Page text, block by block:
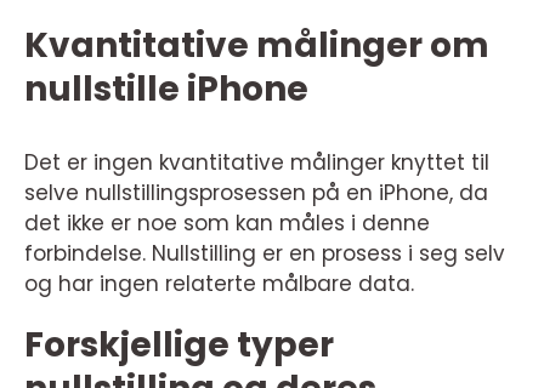
Kvantitative målinger om
nullstille iPhone
Det er ingen kvantitative målinger knyttet til
selve nullstillingsprosessen på en iPhone, da
det ikke er noe som kan måles i denne
forbindelse. Nullstilling er en prosess i seg selv
og har ingen relaterte målbare data.
Forskjellige typer